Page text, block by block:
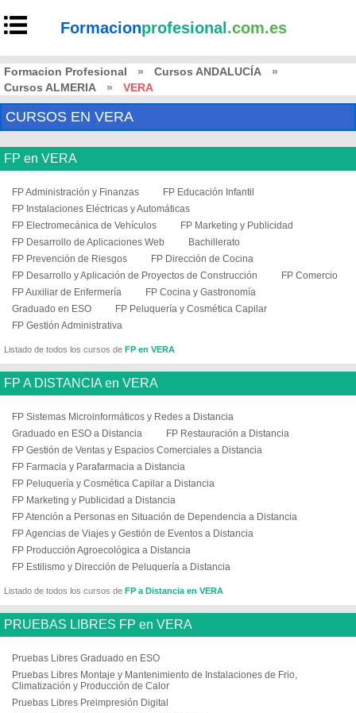
Formacionprofesional .com.es
Formacion Profesional » Cursos ANDALUCÍA
»
Cursos ALMERIA
» VERA
CURSOS EN VERA
FP en VERA
FP Administración y Finanzas
FP Educación Infantil
FP Instalaciones Eléctricas y Automáticas
FP Electromecánica de Vehículos
FP Marketing y Publicidad
FP Desarrollo de Aplicaciones Web
Bachillerato
FP Prevención de Riesgos
FP Dirección de Cocina
FP Desarrollo y Aplicación de Proyectos de Construcción
FP Comercio
FP Auxiliar de Enfermería
FP Cocina y Gastronomía
Graduado en ESO
FP Peluquería y Cosmética Capilar
FP Gestión Administrativa
Listado de todos los cursos de FP en VERA
FP A DISTANCIA en VERA
FP Sistemas Microinformáticos y Redes a Distancia
Graduado en ESO a Distancia
FP Restauración a Distancia
FP Gestión de Ventas y Espacios Comerciales a Distancia
FP Farmacia y Parafarmacia a Distancia
FP Peluquería y Cosmética Capilar a Distancia
FP Marketing y Publicidad a Distancia
FP Atención a Personas en Situación de Dependencia a Distancia
FP Agencias de Viajes y Gestión de Eventos a Distancia
FP Producción Agroecológica a Distancia
FP Estilismo y Dirección de Peluquería a Distancia
Listado de todos los cursos de FP a Distancia en VERA
PRUEBAS LIBRES FP en VERA
Pruebas Libres Graduado en ESO
Pruebas Libres Montaje y Mantenimiento de Instalaciones de Frio,
Climatización y Producción de Calor
Pruebas Libres Preimpresión Digital